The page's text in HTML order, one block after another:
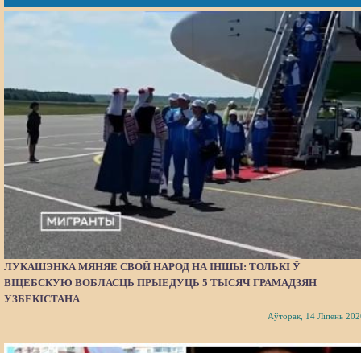
ЛУКАШЭНКА МЯНЯЕ СВОЙ НАРОД НА ІНШЫ: ТОЛЬКІ Ў
ВІЦЕБСКУЮ ВОБЛАСЦЬ ПРЫЕДУЦЬ 5 ТЫСЯЧ ГРАМАДЗЯН
УЗБЕКІСТАНА
Аўторак, 14 Ліпень